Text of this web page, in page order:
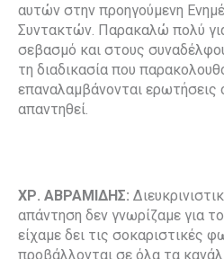
αυτών στην προηγούμενη
Συντακτών. Παρακαλώ πολύ
σεβασμό και στους
τη διαδικασία που
επαναλαμβάνονται ερωτήσεις
απαντηθεί.
ΧΡ. ΑΒΡΑΜΙΔΗΣ:
απάντηση δεν γνωρίζαμε για
είχαμε δει τις σοκαριστικές
προβάλλονται σε όλα τα